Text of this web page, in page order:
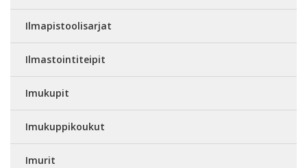
Ilmapistoolisarjat
Ilmastointiteipit
Imukupit
Imukuppikoukut
Imurit